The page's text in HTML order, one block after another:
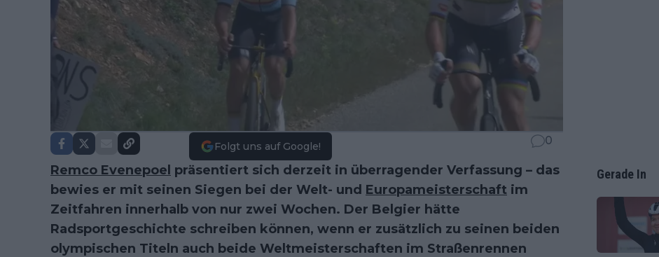
Folgt uns auf Google! 0
Remco Evenepoel präsentiert sich derzeit in überragender Verfassung – das
bewies er mit seinen Siegen bei der Welt- und Europameisterschaft im
Zeitfahren innerhalb von nur zwei Wochen. Der Belgier hätte
Radsportgeschichte schreiben können, wenn er zusätzlich zu seinen beiden
olympischen Titeln auch beide Weltmeisterschaften im Straßenrennen
Gerade In